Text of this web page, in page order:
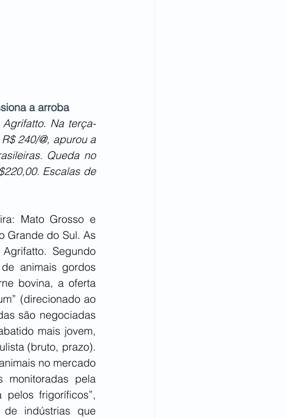
a arroba
Na terça-
240/@, apurou a
Queda no
Escalas de
Mato Grosso e
Grande do Sul. As
Segundo
animais gordos
bovina, a oferta
(direcionado ao
são negociadas
mais jovem,
(bruto, prazo).
no mercado
monitoradas pela
frigoríficos”,
indústrias que